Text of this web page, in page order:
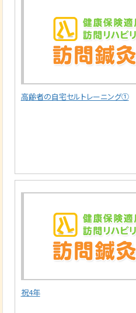
高齢者の自宅セルトレーニング①
祝4年